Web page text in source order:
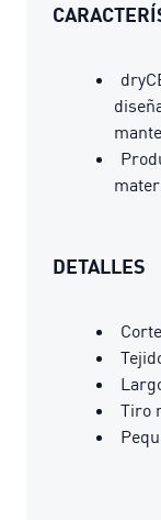
DETALLES
Tiro